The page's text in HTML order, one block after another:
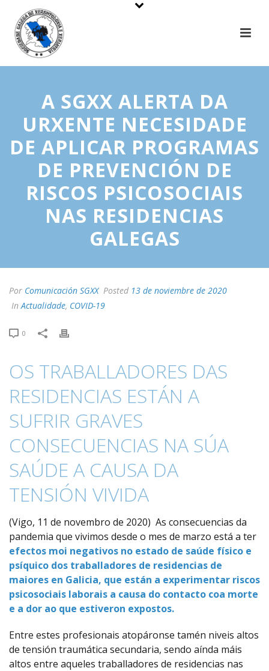
A SGXX ALERTA DA
URXENTE NECESIDADE
DE APLICAR PROGRAMAS
DE PREVENCIÓN DE
RISCOS PSICOSOCIAIS
NAS RESIDENCIAS
GALEGAS
Por Comunicación SGXX Posted 13 de noviembre de 2020
InActualidade, COVID-19
0
OS TRABALLADORES DAS
RESIDENCIAS ESTÁN A
SUFRIR GRAVES
CONSECUENCIAS NA SÚA
SAÚDE A CAUSA DA
TENSIÓN VIVIDA
(Vigo, 11 de novembro de 2020) As consecuencias da
pandemia que vivimos desde o mes de marzo está a ter
efectos moi negativos no estado de saúde físico e
psíquico dos traballadores de residencias de
maiores en Galicia, que están a experimentar riscos
psicosociais laborais a causa do contacto coa morte
e a dor ao que estiveron expostos.
Entre estes profesionais atopáronse tamén niveis altos
de tensión traumática secundaria, sendo aínda máis
altos entre aqueles traballadores de residencias nas